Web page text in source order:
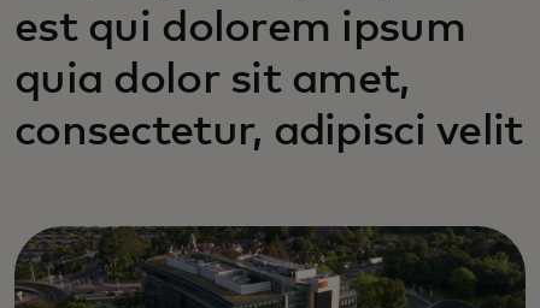
est qui dolorem ipsum
quia dolor sit amet,
consectetur, adipisci velit